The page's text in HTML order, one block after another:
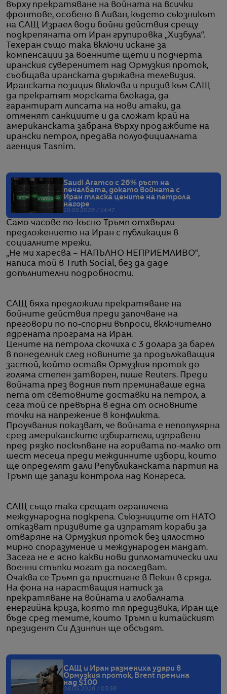
върху прекратяване на войната на всички
фронтове, особено в Ливан, където съюзникът
на САЩ Израел води бойни действия срещу
подкрепяната от Иран групировка „Хизбула“.
Техеран също така включи искане за
компенсации за военните щети и подчерта
иранския суверенитет над Ормузкия проток,
съобщава иранската държавна телевизия.
Иранската позиция включва и призив към САЩ
да прекратят морската блокада, да
гарантират липсата на нови атаки, да
отменят санкциите и да сложат край на
американската забрана върху продажбите на
ирански петрол, предава полуофициалната
агенция Tasnim.
Saudi Aramco с 26% ръст на
печалбата, докато войната с
Иран тласка цените на петрола
нагоре
10.05.2026 / 14:47
Само часове по-късно Тръмп отхвърли
предложението на Иран с публикация в
социалните мрежи.
„Не ми харесва – НАПЪЛНО НЕПРИЕМЛИВО“,
написа той в Truth Social, без да даде
допълнителни подробности.
САЩ бяха предложили прекратяване на
бойните действия преди започване на
преговори по по-спорни въпроси, включително
ядрената програма на Иран.
Цените на петрола скочиха с 3 долара за барел
в понеделник след новините за продължаващия
застой, който оставя Ормузкия проток до
голяма степен затворен, пише Reuters. Преди
войната през водния път преминаваше една
пета от световните доставки на петрол, а
сега той се превърна в една от основните
точки на напрежение в конфликта.
Проучвания показват, че войната е непопулярна
сред американските избиратели, изправени
пред рязко поскъпване на горивата по-малко от
шест месеца преди междинните избори, които
ще определят дали Републиканската партия на
Тръмп ще запази контрола над Конгреса.
САЩ също така срещат ограничена
международна подкрепа. Съюзниците от НАТО
отказват призивите да изпратят кораби за
отваряне на Ормузкия проток без цялостно
мирно споразумение и международен мандат.
Засега не е ясно какви нови дипломатически или
военни стъпки могат да последват.
Очаква се Тръмп да пристигне в Пекин в сряда.
На фона на нарастващия натиск за
прекратяване на войната и глобалната
енергийна криза, която тя предизвика, Иран ще
бъде сред темите, които Тръмп и китайският
президент Си Дзинпин ще обсъдят.
САЩ и Иран размениха удари в
Ормузкия проток, Brent премина
над $100
08.05.2026 / 03:58